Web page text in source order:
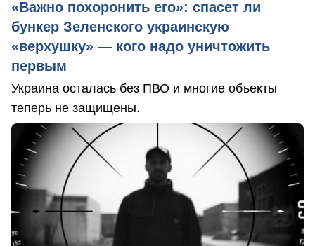
«Важно похоронить его»: спасет ли
бункер Зеленского украинскую
«верхушку» — кого надо уничтожить
первым
Украина осталась без ПВО и многие объекты
теперь не защищены.